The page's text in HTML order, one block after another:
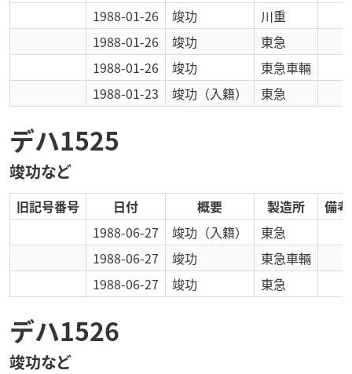
1988-01-26 竣功
川重
1988-01-26
竣功
東急
1988-01-26
竣功
東急車輛
1988-01-23
竣功 （入籍） 東急
デハ1525
竣功など
旧記号番号 日付 概要 製造所
備
1988-06-27
竣功 （入籍）
東急
1988-06-27
竣功
東急車輛
1988-06-27
竣功 東急
デハ1526
竣功など